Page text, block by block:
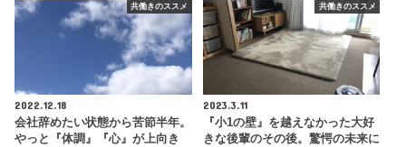
共働きのススメ
2022.12.18
会社辞めたい状態から苦節半年。
やっと『体調』『心』が上向き
共働きのススメ
2023.3.11
『小1の壁』を越えなかった大好
きな後輩のその後。驚愕の未来に